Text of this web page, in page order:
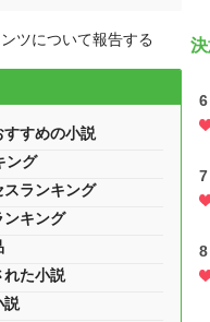
6
7
8
ツについて報告する
すすめの小説
ング
スランキング
ンキング
れた小説
説